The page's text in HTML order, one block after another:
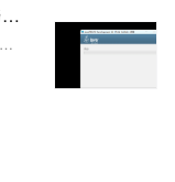
【前端学java】java开发的依赖安装与环境配置（1）
【8月更文挑战第8天】java开发的依赖安装与环境配置